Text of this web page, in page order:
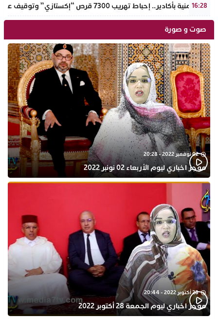
16:28
ضربة أمنية بأكادير.. إحباط تهريب 7300 قرص “إكستازي” وتوقيف عنصرين من ذوي السوابق
صوت و صورة
02 نوفمبر 2022 - 20:28
موجز اخباري ليوم الأربعاء 02 نونبر 2022
28 أكتوبر 2022 - 20:44
موجز اخباري ليوم الجمعة 28 أكتوبر 2022